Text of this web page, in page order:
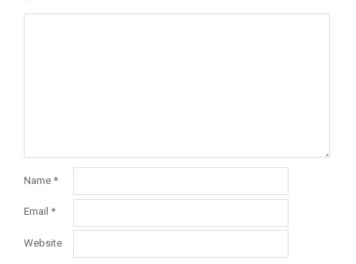
Name *
Email *
Website